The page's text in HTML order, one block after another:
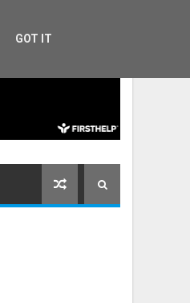
GOT IT